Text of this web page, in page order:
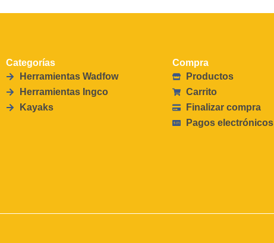
Categorías
Herramientas Wadfow
Herramientas Ingco
Kayaks
Compra
Productos
Carrito
Finalizar compra
Pagos electrónicos